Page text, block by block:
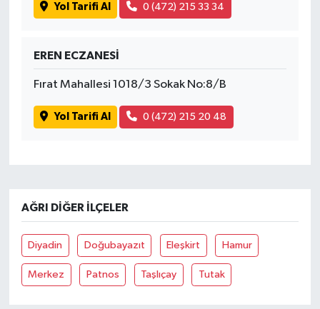
Yol Tarifi Al 0 (472) 215 33 34
EREN ECZANESİ
Fırat Mahallesi 1018/3 Sokak No:8/B
Yol Tarifi Al 0 (472) 215 20 48
AĞRI DIĞER İLÇELER
Diyadin Doğubayazıt Eleşkirt Hamur
Merkez Patnos Taşlıçay Tutak